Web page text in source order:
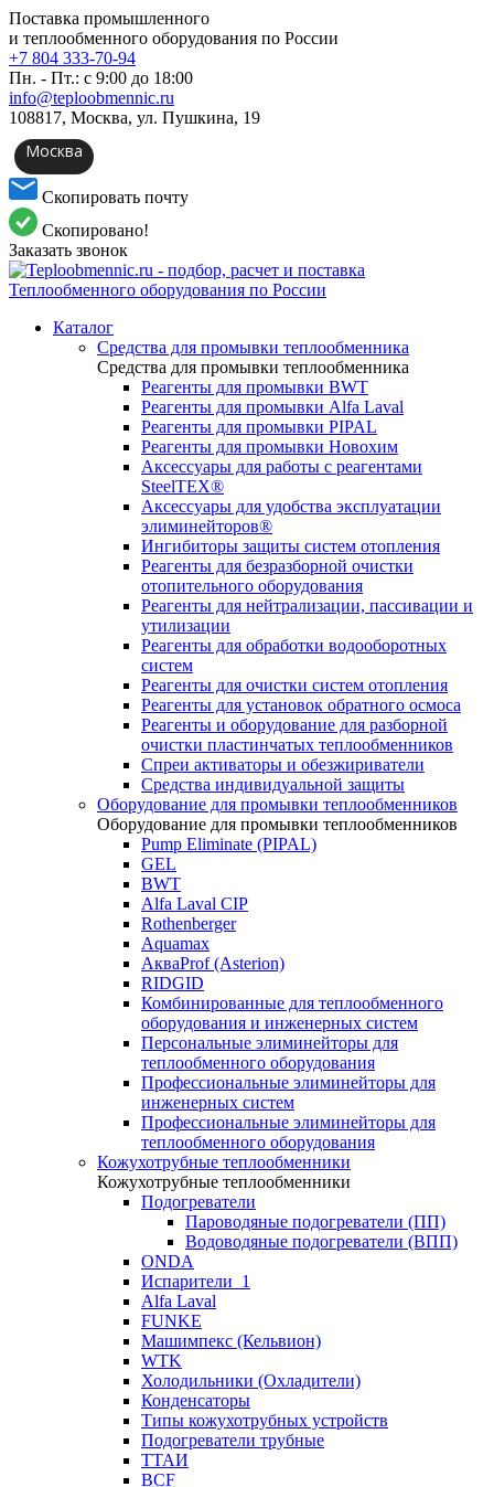
Поставка промышленного
и теплообменного оборудования по России
+7 804 333-70-94
Пн. - Пт.: с 9:00 до 18:00
info@teploobmennic.ru
108817, Москва, ул. Пушкина, 19
Москва
Скопировать почту
Скопировано!
Заказать звонок
Каталог
Средства для промывки теплообменника
Средства для промывки теплообменника
Реагенты для промывки BWT
Реагенты для промывки Alfa Laval
Реагенты для промывки PIPAL
Реагенты для промывки Новохим
Аксессуары для работы с реагентами
SteelTEX®
Аксессуары для удобства эксплуатации
элиминейторов®
Ингибиторы защиты систем отопления
Реагенты для безразборной очистки
отопительного оборудования
Реагенты для нейтрализации, пассивации и
утилизации
Реагенты для обработки водооборотных
систем
Реагенты для очистки систем отопления
Реагенты для установок обратного осмоса
Реагенты и оборудование для разборной
очистки пластинчатых теплообменников
Спреи активаторы и обезжириватели
Средства индивидуальной защиты
Оборудование для промывки теплообменников
Оборудование для промывки теплообменников
Pump Eliminate (PIPAL)
GEL
BWT
Alfa Laval CIP
Rothenberger
Aquamax
АкваProf (Asterion)
RIDGID
Комбинированные для теплообменного
оборудования и инженерных систем
Персональные элиминейторы для
теплообменного оборудования
Профессиональные элиминейторы для
инженерных систем
Профессиональные элиминейторы для
теплообменного оборудования
Кожухотрубные теплообменники
Кожухотрубные теплообменники
Подогреватели
Пароводяные подогреватели (ПП)
Водоводяные подогреватели (ВПП)
ONDA
Испарители_1
Alfa Laval
FUNKE
Машимпекс (Кельвион)
WTK
Холодильники (Охладители)
Конденсаторы
Типы кожухотрубных устройств
Подогреватели трубные
ТТАИ
BCF